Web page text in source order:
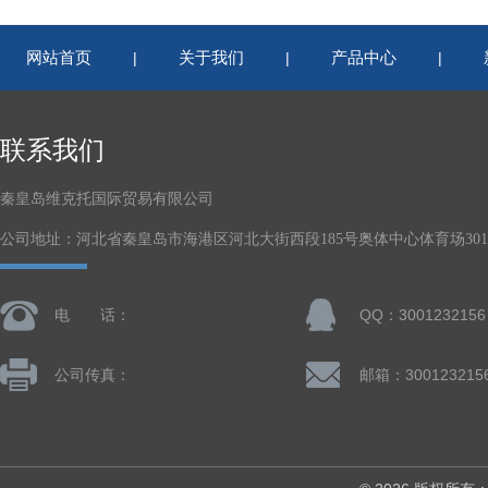
网站首页 | 关于我们 | 产品中心 |
联系我们
秦皇岛维克托国际贸易有限公司
公司地址：河北省秦皇岛市海港区河北大街西段185号奥体中心体育场
电 话： QQ：3001232156
公司传真： 邮箱：